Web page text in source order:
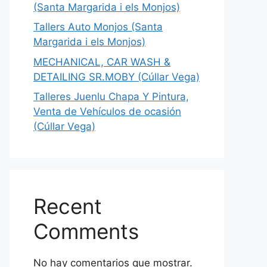
(Santa Margarida i els Monjos)
Tallers Auto Monjos (Santa
Margarida i els Monjos)
MECHANICAL, CAR WASH &
DETAILING SR.MOBY (Cúllar Vega)
Talleres Juenlu Chapa Y Pintura,
Venta de Vehículos de ocasión
(Cúllar Vega)
Recent
Comments
No hay comentarios que mostrar.